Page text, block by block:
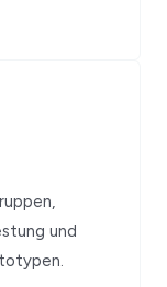
und